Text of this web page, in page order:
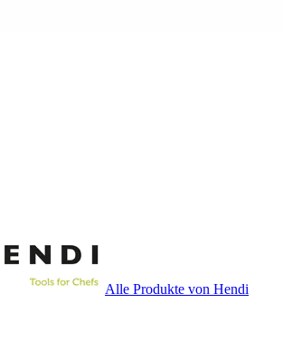
Alle Produkte von Hendi